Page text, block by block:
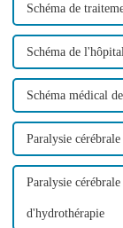
Schéma de
Schéma de
Schéma médical
Paralysie
Paralysie
d'hydrothérapie